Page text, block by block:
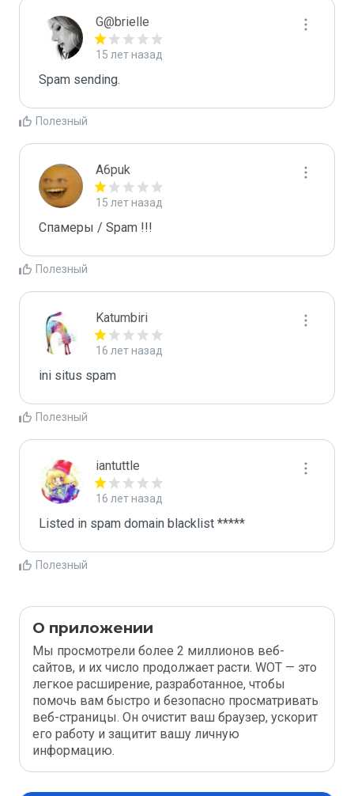
G@brielle
15 лет назад
Spam sending.
Полезный
A6puk
15 лет назад
Спамеры / Spam !!!
Полезный
Katumbiri
16 лет назад
ini situs spam
Полезный
iantuttle
16 лет назад
Listed in spam domain blacklist *****
Полезный
О приложении
Мы просмотрели более 2 миллионов веб-
сайтов, и их число продолжает расти. WOT — это
легкое расширение, разработанное, чтобы
помочь вам быстро и безопасно просматривать
веб-страницы. Он очистит ваш браузер, ускорит
его работу и защитит вашу личную
информацию.